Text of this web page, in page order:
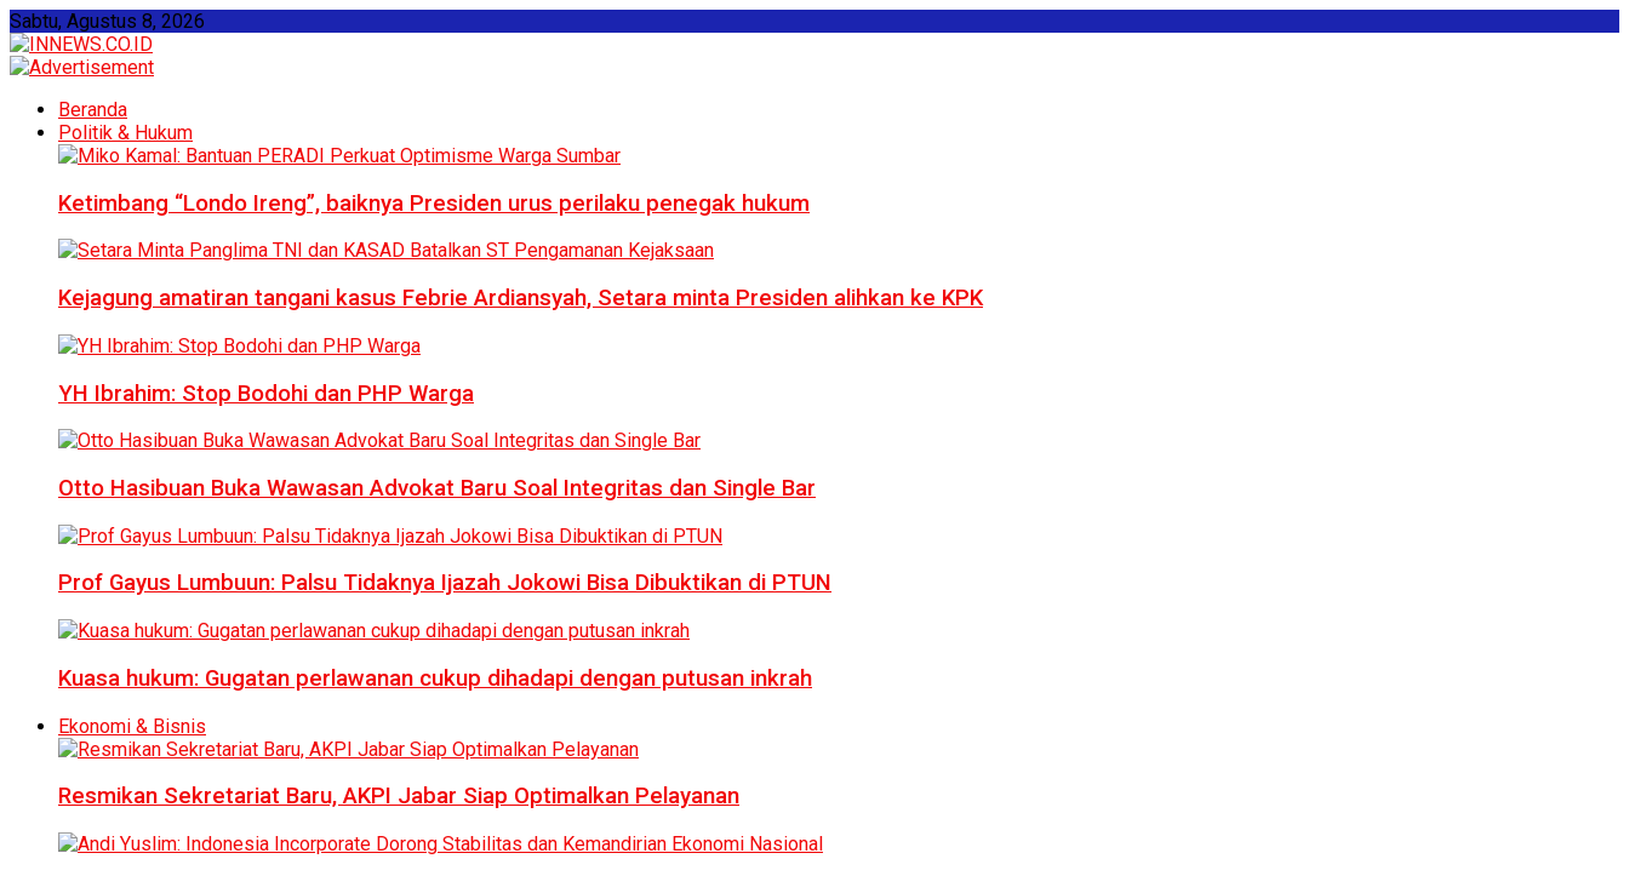
Sabtu, Agustus 8, 2026
Beranda
Politik & Hukum
Ketimbang “Londo Ireng”, baiknya Presiden urus perilaku penegak hukum
Kejagung amatiran tangani kasus Febrie Ardiansyah, Setara minta Presiden alihkan ke KPK
YH Ibrahim: Stop Bodohi dan PHP Warga
Otto Hasibuan Buka Wawasan Advokat Baru Soal Integritas dan Single Bar
Prof Gayus Lumbuun: Palsu Tidaknya Ijazah Jokowi Bisa Dibuktikan di PTUN
Kuasa hukum: Gugatan perlawanan cukup dihadapi dengan putusan inkrah
Ekonomi & Bisnis
Resmikan Sekretariat Baru, AKPI Jabar Siap Optimalkan Pelayanan